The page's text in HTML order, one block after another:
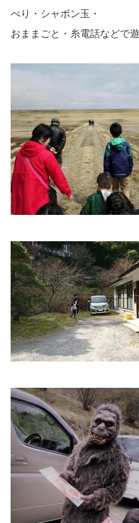
べり・シャボン玉・
おままごと・糸電話などで